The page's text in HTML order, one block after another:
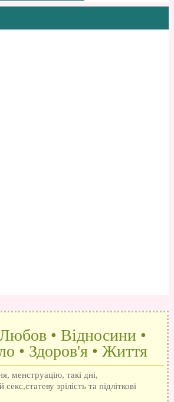
• Відносини •
• Здоров'я • Життя
менструацію, такі дні,
зрілість та підліткові